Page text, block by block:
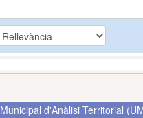
d'Anàlisi Territorial